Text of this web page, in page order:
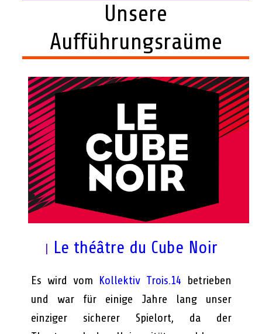
Unsere
Aufführungsraüme
Le théâtre du Cube Noir
Es wird vom Kollektiv Trois.14 betrieben
und war für einige Jahre lang unser
einziger sicherer Spielort, da der